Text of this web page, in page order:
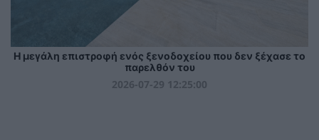
Η μεγάλη επιστροφή ενός ξενοδοχείου που δεν ξέχασε το
παρελθόν του
2026-07-29 12:25:00